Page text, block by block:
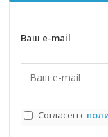
Ваш e-mail
Согласен с